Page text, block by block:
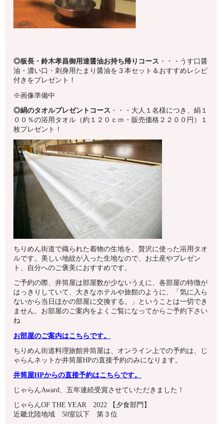
◎板長・鈴木孝昌御用達醤油お持ち帰りコース ・・・うす口醤
油・濃い口・刺身用たまり醤油を３本セット＆おすすめレシピ
付きをプレゼント！
※画像準備中
◎絹のタオルプレゼントコース ・・・大人１名様につき、絹１
００％の浴用タオル（約１２０ｃｍ・販売価格２２００円）１
枚プレゼント！
ちりめん街道で織られた着物の生地を、贅沢に使った浴用タオ
ルです。美しい地紋が入った生地なので、お土産やプレゼン
ト、自分へのご褒美におすすめです。
ご予約の際、井筒屋は部屋数が少ないうえに、各部屋の特徴が
はっきりしていて、大きなホテルや旅館のように、「気に入ら
ないから当日ほかの部屋に交換する。」ということは一切でき
ません。お部屋のご案内をよくご覧になってからご予約下さい
ね
お部屋のご案内はこちらです。
ちりめん街道料理旅館井筒屋は、オンライン上での予約は、じ
ゃらんネットか井筒屋HPの直接予約のみになります。
井筒屋HPからの直接予約はこちらです。
じゃらんAward、五年連続受賞させていただきました！
じゃらんOF THE YEAR 2022 【夕食部門】
近畿北陸地域 50室以下 第３位